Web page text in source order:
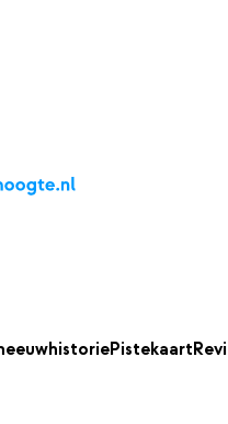
Kaarten
Pistekaart